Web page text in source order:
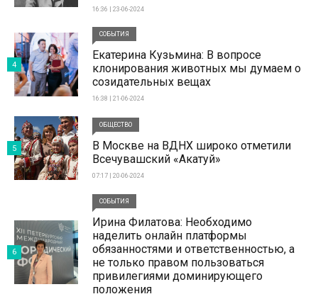
16:36 | 23-06-2024
СОБЫТИЯ
Екатерина Кузьмина: В вопросе
клонирования животных мы думаем о
созидательных вещах
16:38 | 21-06-2024
4
ОБЩЕСТВО
В Москве на ВДНХ широко отметили
Всечувашский «Акатуй»
07:17 | 20-06-2024
5
СОБЫТИЯ
Ирина Филатова: Необходимо
наделить онлайн платформы
обязанностями и ответственностью, а
не только правом пользоваться
привилегиями доминирующего
положения
6